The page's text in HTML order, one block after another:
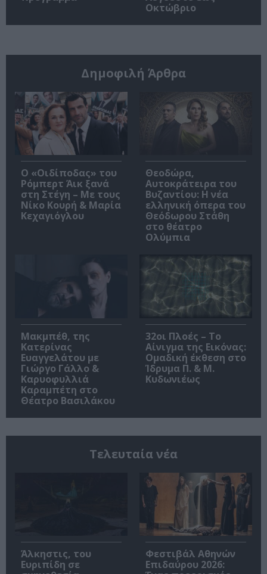
Οκτώβριο
Δημοφιλή Άρθρα
O «Οιδίποδας» του
Ρόμπερτ Άικ ξανά
στη Στέγη – Με τους
Νίκο Κουρή & Μαρία
Κεχαγιόγλου
Θεοδώρα,
Αυτοκράτειρα του
Βυζαντίου: Η νέα
ελληνική όπερα του
Θεόδωρου Στάθη
στο θέατρο
Ολύμπια
Μακμπέθ, της
Κατερίνας
Ευαγγελάτου με
Γιώργο Γάλλο &
Καρυοφυλλιά
Καραμπέτη στο
Θέατρο Βασιλάκου
32οι Πλοές – Το
Αίνιγμα της Εικόνας:
Ομαδική έκθεση στο
Ίδρυμα Π. & Μ.
Κυδωνιέως
Τελευταία νέα
Άλκηστις, του
Ευριπίδη σε
Φεστιβάλ Αθηνών
Επιδαύρου 2026: